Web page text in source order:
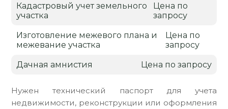
Нужен технический паспорт для учета
недвижимости, реконструкции или оформления
Кадастровый учет земельного
участка
Цена по
запросу
Изготовление межевого плана и
межевание участка
Цена по
запросу
Дачная амнистия Цена по запросу